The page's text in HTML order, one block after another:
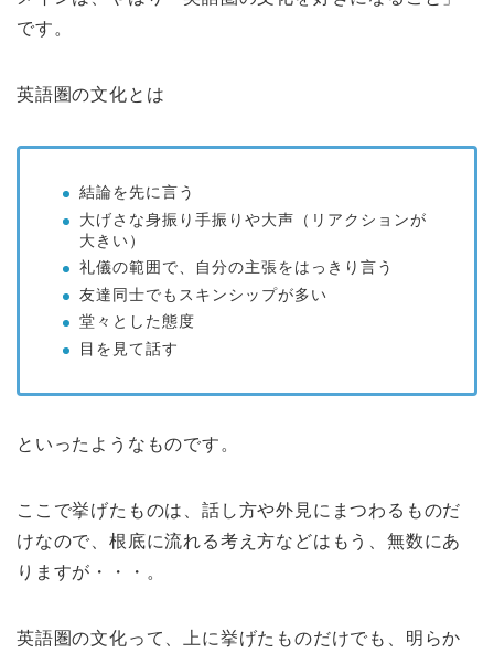
です。
英語圏の文化とは
結論を先に言う
大げさな身振り手振りや大声（リアクションが
大きい）
礼儀の範囲で、自分の主張をはっきり言う
友達同士でもスキンシップが多い
堂々とした態度
目を見て話す
といったようなものです。
ここで挙げたものは、話し方や外見にまつわるものだ
けなので、根底に流れる考え方などはもう、無数にあ
りますが・・・。
英語圏の文化って、上に挙げたものだけでも、明らか